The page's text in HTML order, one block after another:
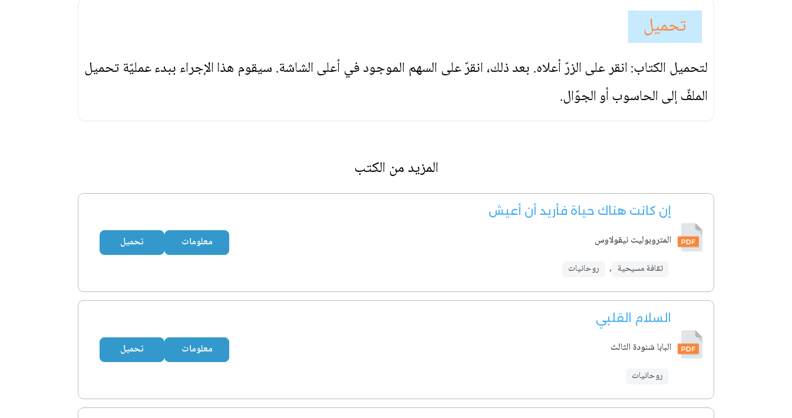
تحميل
لتحميل الكتاب: انقر على الزرّ أعلاه. بعد ذلك، انقرّ على السهم الموجود في أعلى الشاشة. سيقوم هذا الإجراء ببدء عمليّة تحميل
الملفّ إلى الحاسوب أو الجوّال.
المزيد من الكتب
إن كانت هناك حياة فأريد أن أعيش
المتروبوليت نيقولاوس
ثقافة مسيحية , روحانيات
معلومات تحميل
السلام القلبي
البابا شنودة الثالث
روحانيات
معلومات تحميل